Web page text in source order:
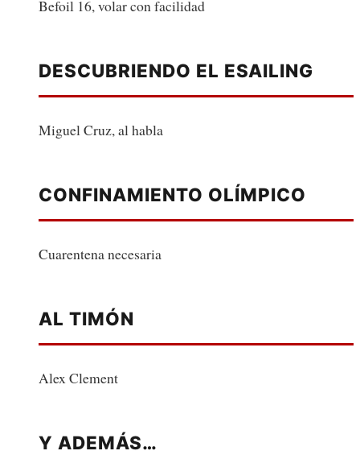
Befoil 16, volar con facilidad
DESCUBRIENDO EL ESAILING
Miguel Cruz, al habla
CONFINAMIENTO OLÍMPICO
Cuarentena necesaria
AL TIMÓN
Alex Clement
Y ADEMÁS…